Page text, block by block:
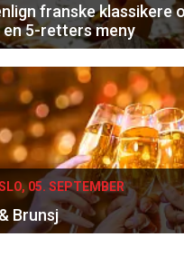
franske klassikere
en 5-retters meny
05. SEPTEMBER
Brunsj